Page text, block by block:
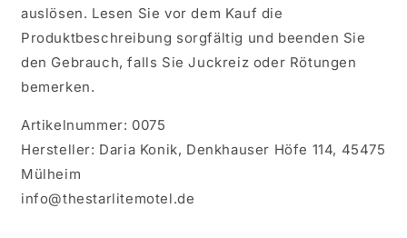
auslösen. Lesen Sie vor dem Kauf die
Produktbeschreibung sorgfältig und beenden Sie
den Gebrauch, falls Sie Juckreiz oder Rötungen
bemerken.
Artikelnummer: 0075
Hersteller: Daria Konik, Denkhauser Höfe 114, 45475
Mülheim
info@thestarlitemotel.de